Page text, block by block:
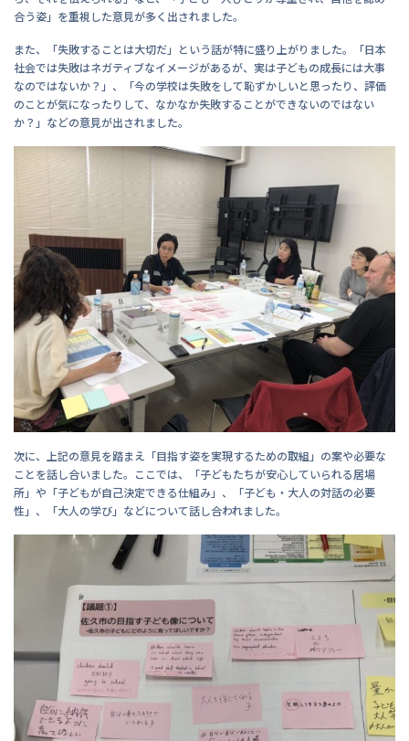
合う姿」を重視した意見が多く出されました。
また、「失敗することは大切だ」という話が特に盛り上がりました。「日本
社会では失敗はネガティブなイメージがあるが、実は子どもの成長には大事
なのではないか？」、「今の学校は失敗をして恥ずかしいと思ったり、評価
のことが気になったりして、なかなか失敗することができないのではない
か？」などの意見が出されました。
次に、上記の意見を踏まえ「目指す姿を実現するための取組」の案や必要な
ことを話し合いました。ここでは、「子どもたちが安心していられる居場
所」や「子どもが自己決定できる仕組み」、「子ども・大人の対話の必要
性」、「大人の学び」などについて話し合われました。